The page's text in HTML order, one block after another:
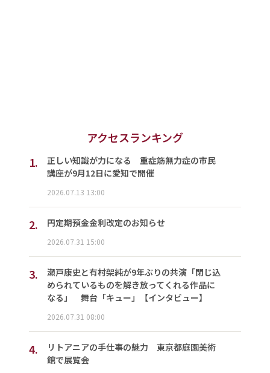
アクセスランキング
1.
正しい知識が力になる 重症筋無力症の市民
講座が9月12日に愛知で開催
2026.07.13 13:00
2. 円定期預金金利改定のお知らせ
2026.07.31 15:00
3.
瀬戸康史と有村架純が9年ぶりの共演「閉じ込
められているものを解き放ってくれる作品に
なる」 舞台「キュー」【インタビュー】
2026.07.31 08:00
4.
リトアニアの手仕事の魅力 東京都庭園美術
館で展覧会